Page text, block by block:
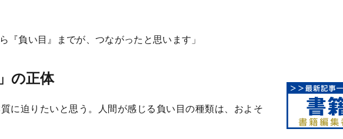
負い目』までが、つながったと思います」
の正体
に迫りたいと思う。人間が感じる負い目の種類は、およそ